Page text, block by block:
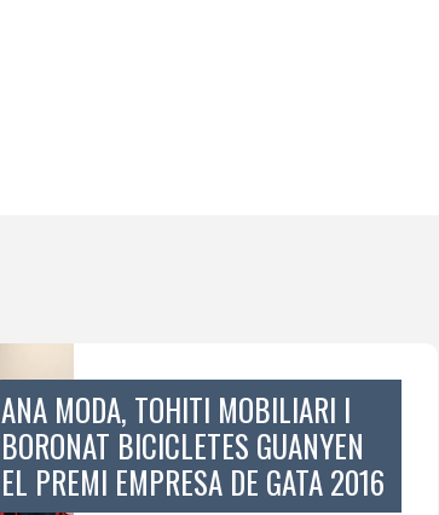
ANA MODA, TOHITI MOBILIARI I
BORONAT BICICLETES GUANYEN
EL PREMI EMPRESA DE GATA 2016